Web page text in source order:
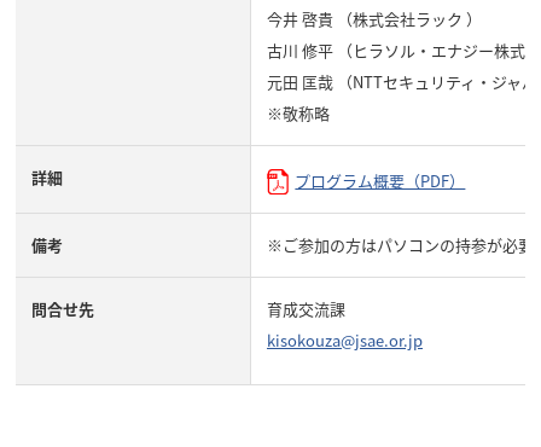
今井 啓貴 （株式会社ラック ）
古川 修平 （ヒラソル・エナジー株式
元田 匡哉 （NTTセキュリティ・ジャ
※敬称略
詳細 プログラム概要（PDF）
備考 ※ご参加の方はパソコンの持参が必要
問合せ先
育成交流課
kisokouza@jsae.or.jp